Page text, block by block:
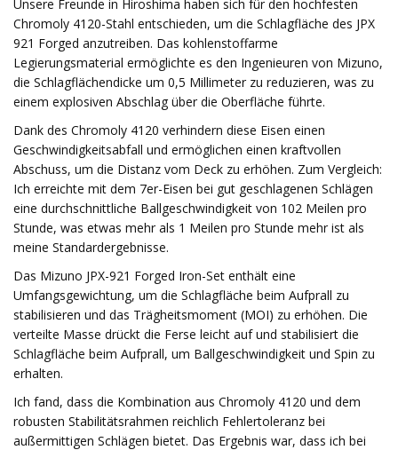
Unsere Freunde in Hiroshima haben sich für den hochfesten
Chromoly 4120-Stahl entschieden, um die Schlagfläche des JPX
921 Forged anzutreiben. Das kohlenstoffarme
Legierungsmaterial ermöglichte es den Ingenieuren von Mizuno,
die Schlagflächendicke um 0,5 Millimeter zu reduzieren, was zu
einem explosiven Abschlag über die Oberfläche führte.
Dank des Chromoly 4120 verhindern diese Eisen einen
Geschwindigkeitsabfall und ermöglichen einen kraftvollen
Abschuss, um die Distanz vom Deck zu erhöhen. Zum Vergleich:
Ich erreichte mit dem 7er-Eisen bei gut geschlagenen Schlägen
eine durchschnittliche Ballgeschwindigkeit von 102 Meilen pro
Stunde, was etwas mehr als 1 Meilen pro Stunde mehr ist als
meine Standardergebnisse.
Das Mizuno JPX-921 Forged Iron-Set enthält eine
Umfangsgewichtung, um die Schlagfläche beim Aufprall zu
stabilisieren und das Trägheitsmoment (MOI) zu erhöhen. Die
verteilte Masse drückt die Ferse leicht auf und stabilisiert die
Schlagfläche beim Aufprall, um Ballgeschwindigkeit und Spin zu
erhalten.
Ich fand, dass die Kombination aus Chromoly 4120 und dem
robusten Stabilitätsrahmen reichlich Fehlertoleranz bei
außermittigen Schlägen bietet. Das Ergebnis war, dass ich bei